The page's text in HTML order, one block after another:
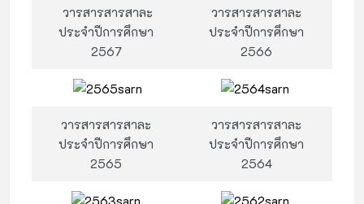
วารสารสารสาละ
ประจำปีการศึกษา
2567
วารสารสารสาละ
ประจำปีการศึกษา
2566
วารสารสารสาละ
ประจำปีการศึกษา
2565
วารสารสารสาละ
ประจำปีการศึกษา
2564